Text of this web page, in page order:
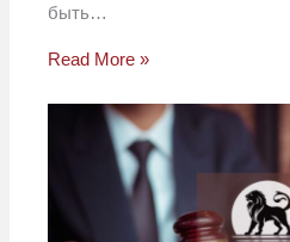
быть…
Read More »